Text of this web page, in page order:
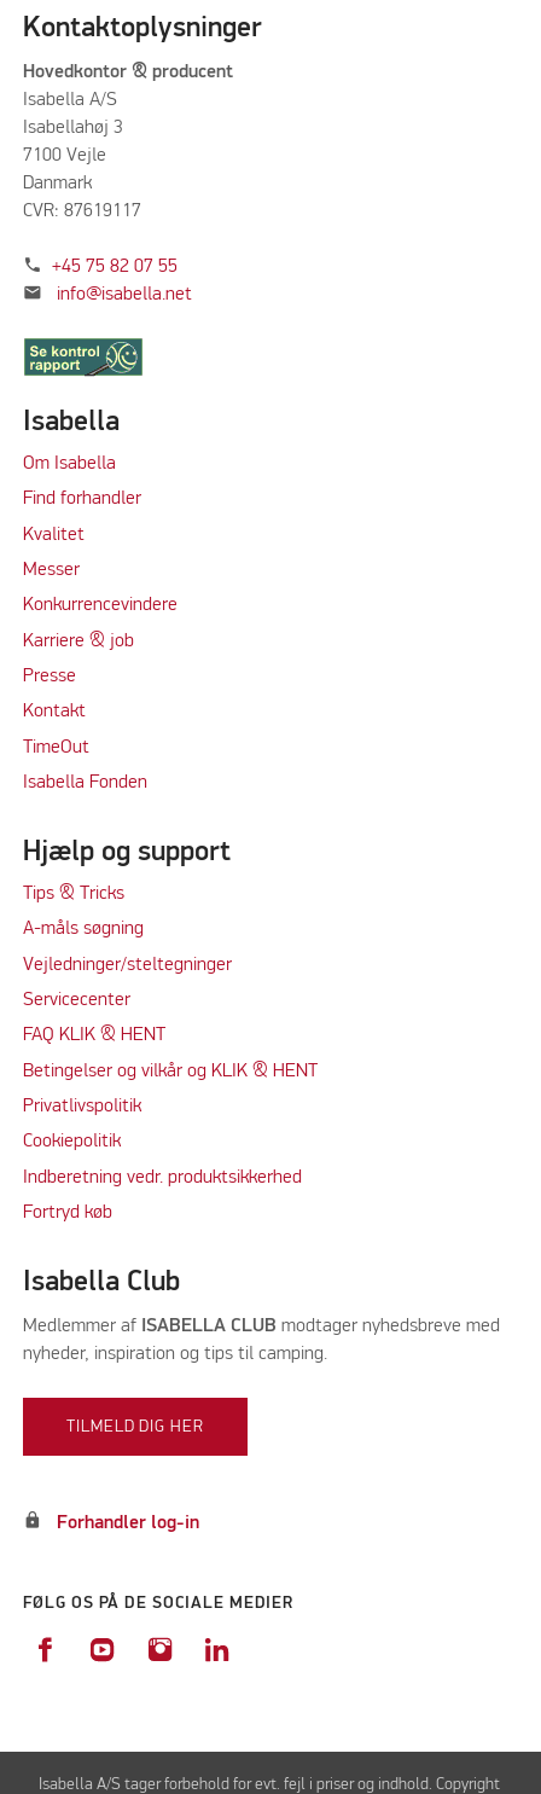
Kontaktoplysninger
Hovedkontor & producent
Isabella A/S
Isabellahøj 3
7100 Vejle
Danmark
CVR: 87619117
phone +45 75 82 07 55
mail info@isabella.net
Isabella
Om Isabella
Find forhandler
Kvalitet
Messer
Konkurrencevindere
Karriere & job
Presse
Kontakt
TimeOut
Isabella Fonden
Hjælp og support
Tips & Tricks
A-måls søgning
Vejledninger/steltegninger
Servicecenter
FAQ KLIK & HENT
Betingelser og vilkår og KLIK & HENT
Privatlivspolitik
Cookiepolitik
Indberetning vedr. produktsikkerhed
Fortryd køb
Isabella Club
Medlemmer afISABELLA CLUB modtager nyhedsbreve med
nyheder, inspiration og tips til camping.
TILMELD DIG HER
lock Forhandler log-in
FØLG OS PÅ DE SOCIALE MEDIER
Isabella A/S tager forbehold for evt. fejl i priser og indhold. Copyright